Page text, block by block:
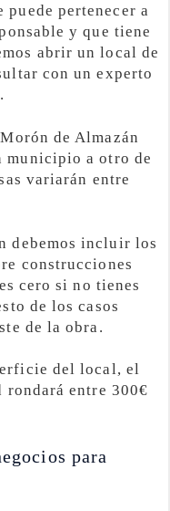
puede pertenecer a
y que tiene
abrir un local de
con un experto
de Almazán
municipio a otro de
variarán entre
debemos incluir los
construcciones
cero si no tienes
de los casos
de la obra.
del local, el
entre 300€
para